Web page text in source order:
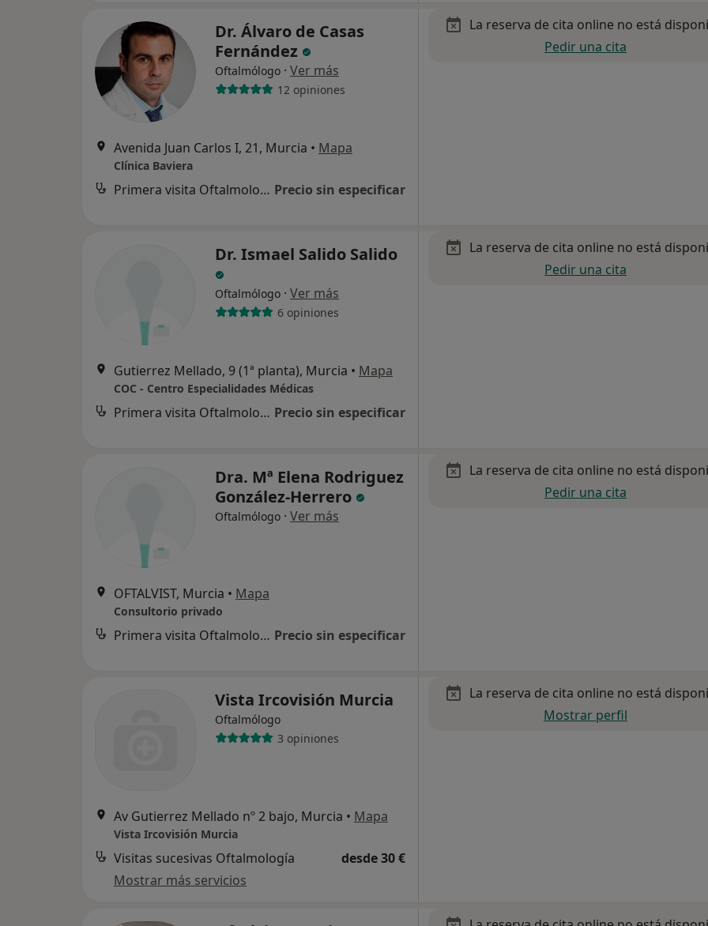
Dr. Álvaro de Casas
Fernández
Oftalmólogo · Ver más
12 opiniones
Avenida Juan Carlos I, 21, Murcia • Mapa
Clínica Baviera
Primera visita Oftalmología Precio sin especificar
La reserva de cita online no está
Pedir una cita
Dr. Ismael Salido Salido
Oftalmólogo · Ver más
6 opiniones
Gutierrez Mellado, 9 (1ª planta), Murcia • Mapa
COC - Centro Especialidades Médicas
Primera visita Oftalmología Precio sin especificar
La reserva de cita online no está
Pedir una cita
Dra. Mª Elena Rodriguez
González-Herrero
Oftalmólogo · Ver más
OFTALVIST, Murcia • Mapa
Consultorio privado
Primera visita Oftalmología Precio sin especificar
La reserva de cita online no está
Pedir una cita
Vista Ircovisión Murcia
Oftalmólogo
3 opiniones
Av Gutierrez Mellado nº 2 bajo, Murcia • Mapa
Vista Ircovisión Murcia
Visitas sucesivas Oftalmología
desde 30 €
Mostrar más servicios
La reserva de cita online no está
Mostrar perfil